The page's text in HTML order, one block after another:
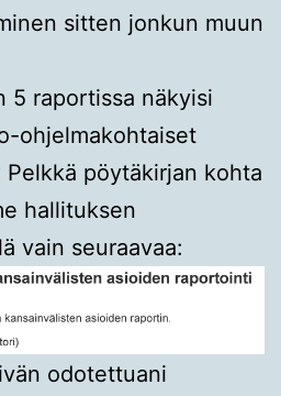
sitten jonkun muun
5 raportissa näkyisi
ohjelmakohtaiset
pöytäkirjan kohta
hallituksen
vain seuraavaa:
odotettuani